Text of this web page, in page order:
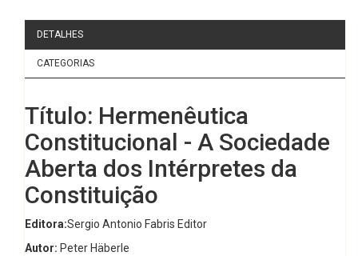
DETALHES
CATEGORIAS
Título: Hermenêutica
Constitucional - A Sociedade
Aberta dos Intérpretes da
Constituição
Editora:Sergio Antonio Fabris Editor
Autor: Peter Häberle